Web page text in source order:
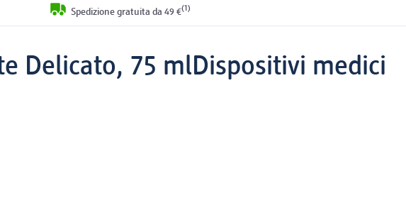
Spedizione gratuita da 49 €(1)
Delicato, 75 mlDispositivi medici